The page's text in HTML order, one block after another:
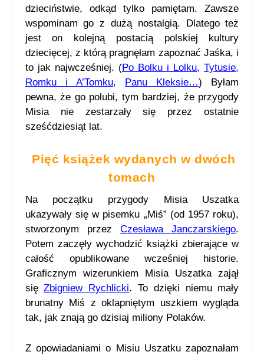
dzieciństwie, odkąd tylko pamiętam. Zawsze
wspominam go z dużą nostalgią. Dlatego też
jest on kolejną postacią polskiej kultury
dziecięcej, z którą pragnęłam zapoznać Jaśka, i
to jak najwcześniej. (Po Bolku i Lolku, Tytusie,
Romku i A’Tomku, Panu Kleksie…) Byłam
pewna, że go polubi, tym bardziej, że przygody
Misia nie zestarzały się przez ostatnie
sześćdziesiąt lat.
Pięć książek wydanych w dwóch
tomach
Na początku przygody Misia Uszatka
ukazywały się w pisemku „Miś” (od 1957 roku),
stworzonym przezCzesława Janczarskiego.
Potem zaczęły wychodzić książki zbierające w
całość opublikowane wcześniej historie.
Graficznym wizerunkiem Misia Uszatka zajął
sięZbigniew Rychlicki. To dzięki niemu mały
brunatny Miś z oklapniętym uszkiem wygląda
tak, jak znają go dzisiaj miliony Polaków.
Z opowiadaniami o Misiu Uszatku zapoznałam